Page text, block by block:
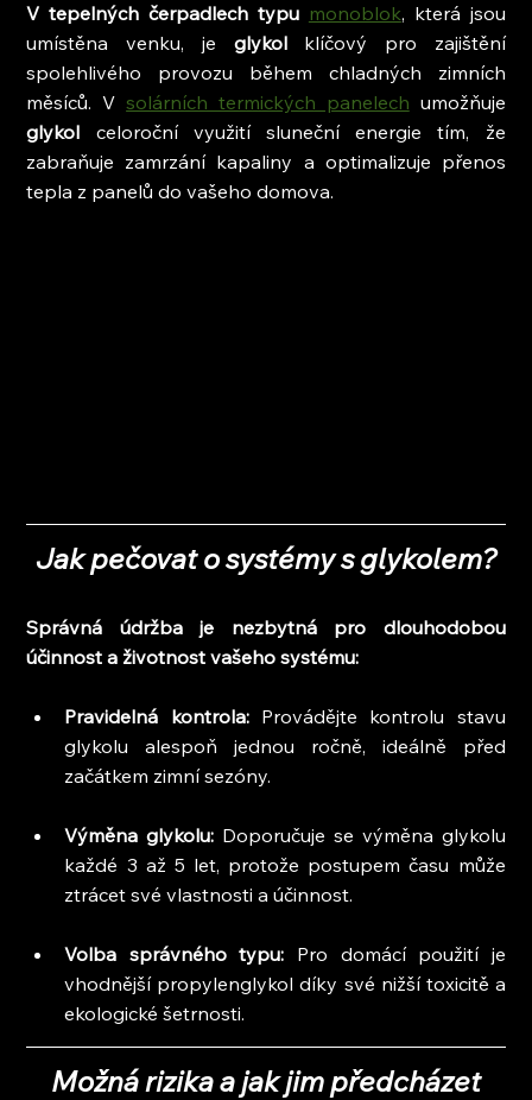
V tepelných čerpadlech typu monoblok, která jsou
umístěna venku, je glykol klíčový pro zajištění
spolehlivého provozu během chladných zimních
měsíců. V solárních termických panelech
glykol celoroční využití sluneční energie tím, že
zabraňuje zamrzání kapaliny a optimalizuje přenos
tepla z panelů do vašeho domova.
Jak pečovat o systémy s glykolem?
Správná údržba je nezbytná pro dlouhodobou
účinnost a životnost vašeho systému:
Pravidelná kontrola: Provádějte kontrolu stavu
glykolu alespoň jednou ročně, ideálně před
začátkem zimní sezóny.
Výměna glykolu: Doporučuje se výměna glykolu
každé 3 až 5 let, protože postupem času může
ztrácet své vlastnosti a účinnost.
Volba správného typu: Pro domácí použití je
vhodnější propylenglykol díky své nižší toxicitě a
ekologické šetrnosti.
Možná rizika a jak jim předcházet